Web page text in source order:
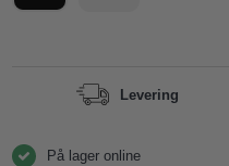
Levering
På lager online